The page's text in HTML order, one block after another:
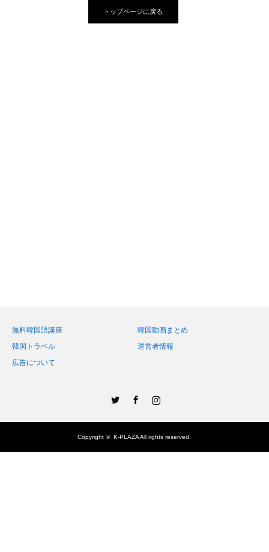
トップページに戻る
無料韓国語講座
韓国動画まとめ
韓国トラベル
運営者情報
広告について
Copyright ©K-PLAZAAll rights reserved.